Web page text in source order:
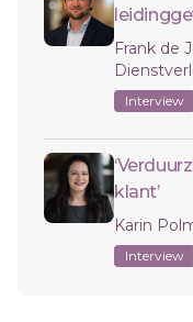
Frank de
Interview
klant’
Karin
Interview